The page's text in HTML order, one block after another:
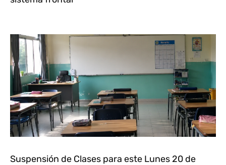
Suspensión de Clases para este Lunes 20 de